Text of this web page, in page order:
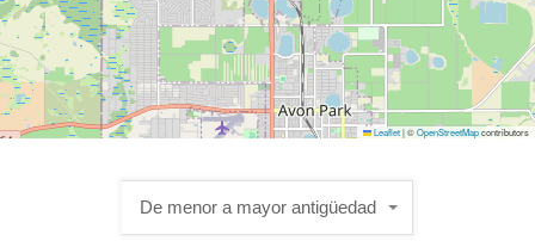
Leaflet|©OpenStreetMapcontributors
De menor a mayor antigüedad